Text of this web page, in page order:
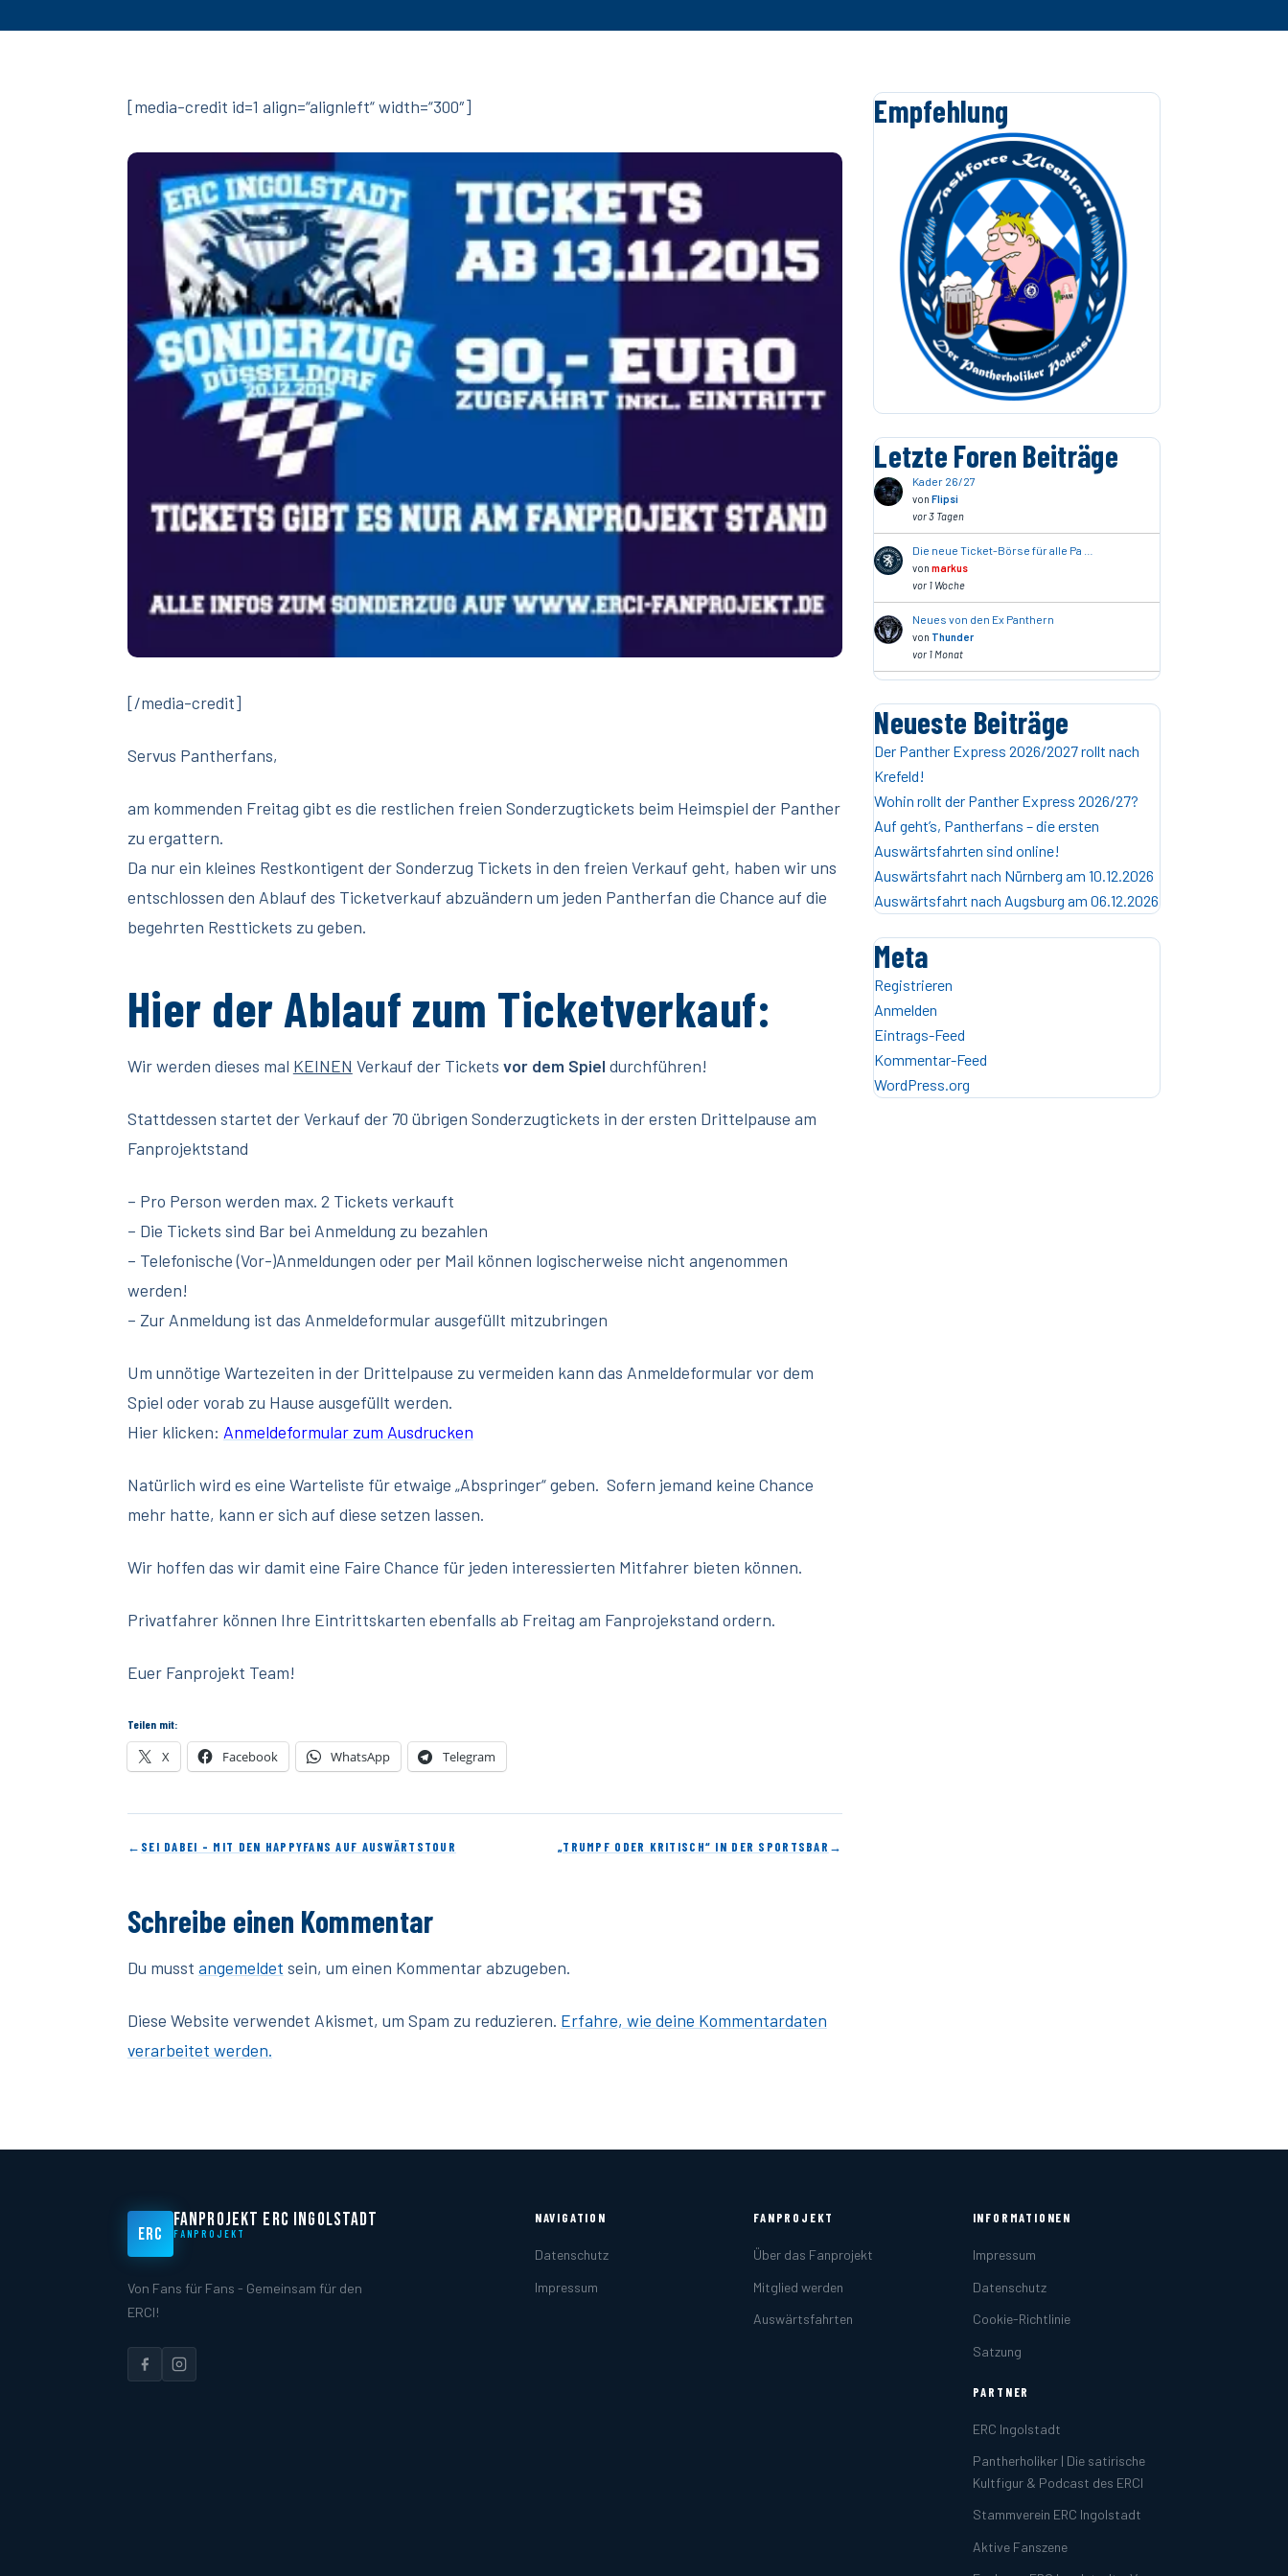
[media-credit id=1 align=“alignleft“ width=“300″]
[/media-credit]
Servus Pantherfans,
am kommenden Freitag gibt es die restlichen freien Sonderzugtickets beim Heimspiel der Panther
zu ergattern.
Da nur ein kleines Restkontigent der Sonderzug Tickets in den freien Verkauf geht, haben wir uns
entschlossen den Ablauf des Ticketverkauf abzuändern um jeden Pantherfan die Chance auf die
begehrten Resttickets zu geben.
Hier der Ablauf zum Ticketverkauf:
Wir werden dieses mal KEINEN Verkauf der Tickets vor dem Spiel durchführen!
Stattdessen startet der Verkauf der 70 übrigen Sonderzugtickets in der ersten Drittelpause am
Fanprojektstand
– Pro Person werden max. 2 Tickets verkauft
– Die Tickets sind Bar bei Anmeldung zu bezahlen
– Telefonische (Vor-)Anmeldungen oder per Mail können logischerweise nicht angenommen
werden!
– Zur Anmeldung ist das Anmeldeformular ausgefüllt mitzubringen
Um unnötige Wartezeiten in der Drittelpause zu vermeiden kann das Anmeldeformular vor dem
Spiel oder vorab zu Hause ausgefüllt werden.
Hier klicken: Anmeldeformular zum Ausdrucken
Natürlich wird es eine Warteliste für etwaige „Abspringer“ geben. Sofern jemand keine Chance
mehr hatte, kann er sich auf diese setzen lassen.
Wir hoffen das wir damit eine Faire Chance für jeden interessierten Mitfahrer bieten können.
Privatfahrer können Ihre Eintrittskarten ebenfalls ab Freitag am Fanprojekstand ordern.
Euer Fanprojekt Team!
Teilen mit:
X Facebook WhatsApp Telegram
← SEI DABEI – MIT DEN HAPPYFANS AUF AUSWÄRTSTOUR „TRUMPF ODER KRITISCH“ IN DER SPORTSBAR →
Schreibe einen Kommentar
Du musst angemeldet sein, um einen Kommentar abzugeben.
Diese Website verwendet Akismet, um Spam zu reduzieren. Erfahre, wie deine Kommentardaten
verarbeitet werden.
Empfehlung
Letzte Foren Beiträge
Kader 26/27
vonFlipsi
vor 3 Tagen
Die neue Ticket-Börse für alle Pa …
vonmarkus
vor 1 Woche
Neues von den Ex Panthern
von Thunder
vor 1 Monat
Neueste Beiträge
Der Panther Express 2026/2027 rollt nach
Krefeld!
Wohin rollt der Panther Express 2026/27?
Auf geht’s, Pantherfans – die ersten
Auswärtsfahrten sind online!
Auswärtsfahrt nach Nürnberg am 10.12.2026
Auswärtsfahrt nach Augsburg am 06.12.2026
Meta
Registrieren
Anmelden
Eintrags-Feed
Kommentar-Feed
WordPress.org
ERC
FANPROJEKT ERC INGOLSTADT
FANPROJEKT
Von Fans für Fans - Gemeinsam für den
ERCI!
NAVIGATION
Datenschutz
Impressum
FANPROJEKT
Über das Fanprojekt
Mitglied werden
Auswärtsfahrten
INFORMATIONEN
Impressum
Datenschutz
Cookie-Richtlinie
Satzung
PARTNER
ERC Ingolstadt
Pantherholiker | Die satirische
Kultfigur & Podcast des ERCI
Stammverein ERC Ingolstadt
Aktive Fanszene